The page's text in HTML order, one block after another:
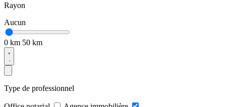
Rayon
Aucun
0 km 50 km
Type de professionnel